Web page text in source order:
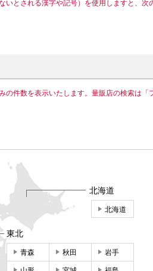
いとされる漢字や記号）を使用しますと、次
の件数を表示いたします。量販店の検索は「
北海道
北海道
東北
青森 秋田 岩手